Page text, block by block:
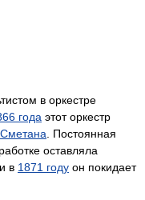
в оркестре
года этот оркестр
. Постоянная
оставляла
в 1871 году он покидает